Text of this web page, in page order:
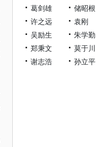
葛剑雄
储昭根
许之远
袁刚
吴励生
朱学勤
郑秉文
莫于川
谢志浩
孙立平